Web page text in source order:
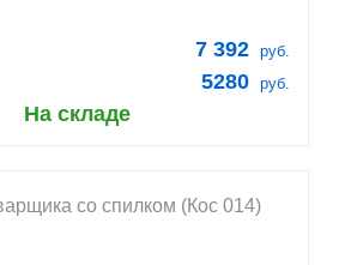
7 392 руб.
5280 руб.
На складе
В КОРЗИНУ